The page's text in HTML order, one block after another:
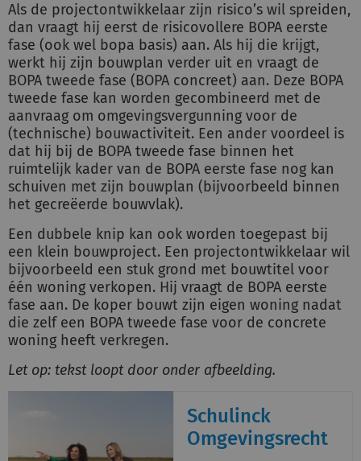
Als de projectontwikkelaar zijn risico’s wil spreiden,
dan vraagt hij eerst de risicovollere BOPA eerste
fase (ook wel bopa basis) aan. Als hij die krijgt,
werkt hij zijn bouwplan verder uit en vraagt de
BOPA tweede fase (BOPA concreet) aan. Deze BOPA
tweede fase kan worden gecombineerd met de
aanvraag om omgevingsvergunning voor de
(technische) bouwactiviteit. Een ander voordeel is
dat hij bij de BOPA tweede fase binnen het
ruimtelijk kader van de BOPA eerste fase nog kan
schuiven met zijn bouwplan (bijvoorbeeld binnen
het gecreëerde bouwvlak).
Een dubbele knip kan ook worden toegepast bij
een klein bouwproject. Een projectontwikkelaar wil
bijvoorbeeld een stuk grond met bouwtitel voor
één woning verkopen. Hij vraagt de BOPA eerste
fase aan. De koper bouwt zijn eigen woning nadat
die zelf een BOPA tweede fase voor de concrete
woning heeft verkregen.
Let op: tekst loopt door onder afbeelding.
Schulinck
Omgevingsrecht